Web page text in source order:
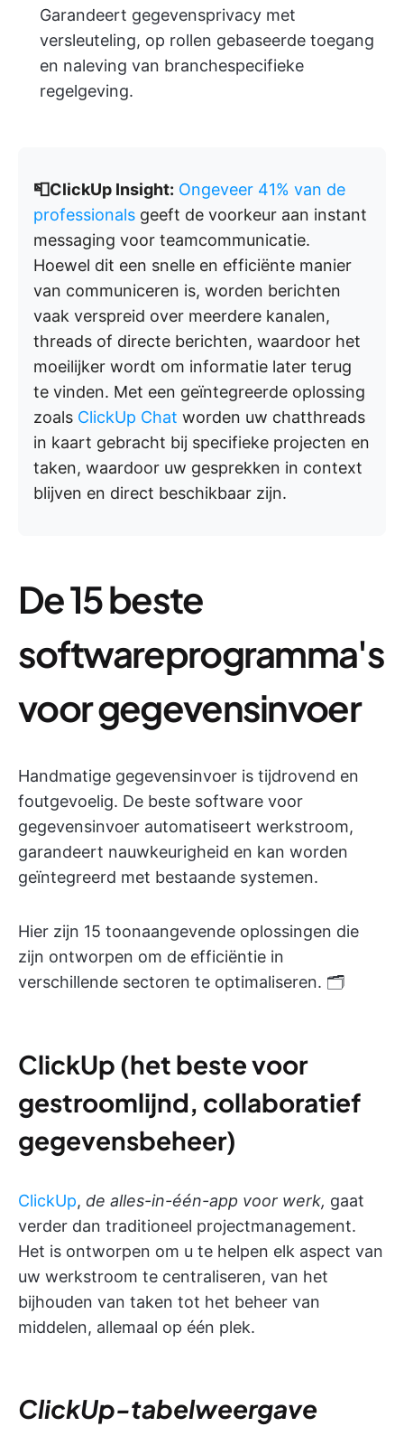
Garandeert gegevensprivacy met
versleuteling, op rollen gebaseerde toegang
en naleving van branchespecifieke
regelgeving.
📮ClickUp Insight: Ongeveer 41% van de
professionals geeft de voorkeur aan instant
messaging voor teamcommunicatie.
Hoewel dit een snelle en efficiënte manier
van communiceren is, worden berichten
vaak verspreid over meerdere kanalen,
threads of directe berichten, waardoor het
moeilijker wordt om informatie later terug
te vinden. Met een geïntegreerde oplossing
zoals ClickUp Chat worden uw chatthreads
in kaart gebracht bij specifieke projecten en
taken, waardoor uw gesprekken in context
blijven en direct beschikbaar zijn.
De 15 beste
softwareprogramma's
voor gegevensinvoer
Handmatige gegevensinvoer is tijdrovend en
foutgevoelig. De beste software voor
gegevensinvoer automatiseert werkstroom,
garandeert nauwkeurigheid en kan worden
geïntegreerd met bestaande systemen.
Hier zijn 15 toonaangevende oplossingen die
zijn ontworpen om de efficiëntie in
verschillende sectoren te optimaliseren. 🗂️
ClickUp (het beste voor
gestroomlijnd, collaboratief
gegevensbeheer)
ClickUp, de alles-in-één-app voor werk, gaat
verder dan traditioneel projectmanagement.
Het is ontworpen om u te helpen elk aspect van
uw werkstroom te centraliseren, van het
bijhouden van taken tot het beheer van
middelen, allemaal op één plek.
ClickUp-tabelweergave